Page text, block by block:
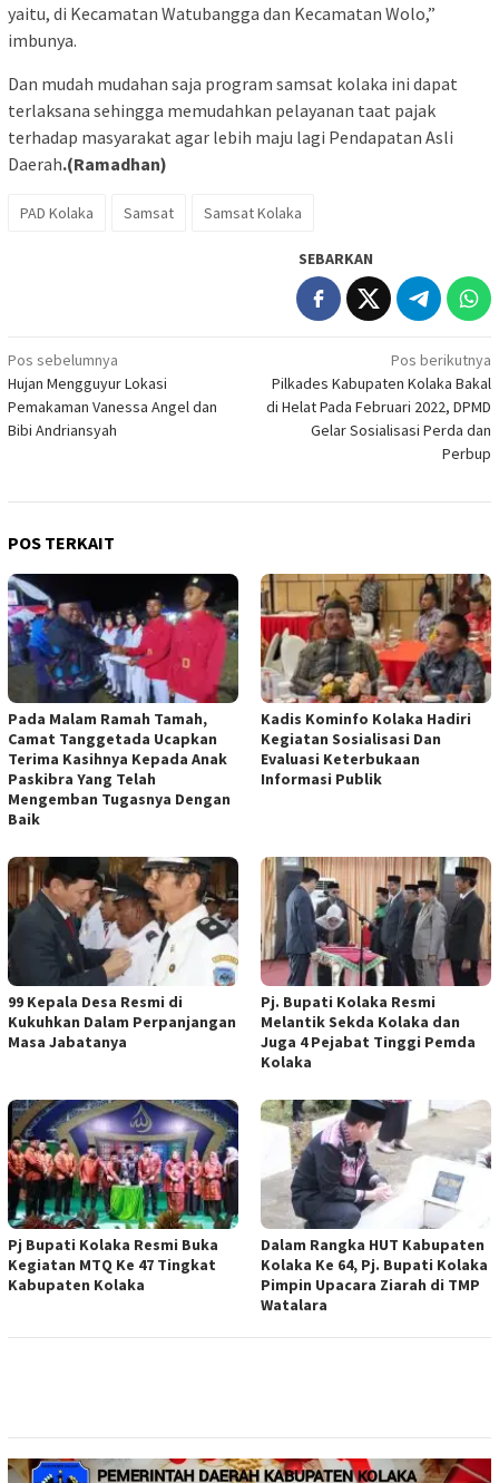
yaitu, di Kecamatan Watubangga dan Kecamatan Wolo,”
imbunya.
Dan mudah mudahan saja program samsat kolaka ini dapat
terlaksana sehingga memudahkan pelayanan taat pajak
terhadap masyarakat agar lebih maju lagi Pendapatan Asli
Daerah.(Ramadhan)
PAD Kolaka Samsat Samsat Kolaka
SEBARKAN
Navigasi
pos
Pos sebelumnya
Hujan Mengguyur Lokasi
Pemakaman Vanessa Angel dan
Bibi Andriansyah
Pos berikutnya
Pilkades Kabupaten Kolaka Bakal
di Helat Pada Februari 2022, DPMD
Gelar Sosialisasi Perda dan
Perbup
POS TERKAIT
Pada Malam Ramah Tamah,
Camat Tanggetada Ucapkan
Terima Kasihnya Kepada Anak
Paskibra Yang Telah
Mengemban Tugasnya Dengan
Baik
Kadis Kominfo Kolaka Hadiri
Kegiatan Sosialisasi Dan
Evaluasi Keterbukaan
Informasi Publik
99 Kepala Desa Resmi di
Kukuhkan Dalam Perpanjangan
Masa Jabatanya
Pj. Bupati Kolaka Resmi
Melantik Sekda Kolaka dan
Juga 4 Pejabat Tinggi Pemda
Kolaka
Pj Bupati Kolaka Resmi Buka
Kegiatan MTQ Ke 47 Tingkat
Kabupaten Kolaka
Dalam Rangka HUT Kabupaten
Kolaka Ke 64, Pj. Bupati Kolaka
Pimpin Upacara Ziarah di TMP
Watalara